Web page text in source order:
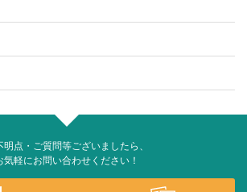
明点・ご質問等ございましたら、
気軽にお問い合わせください！